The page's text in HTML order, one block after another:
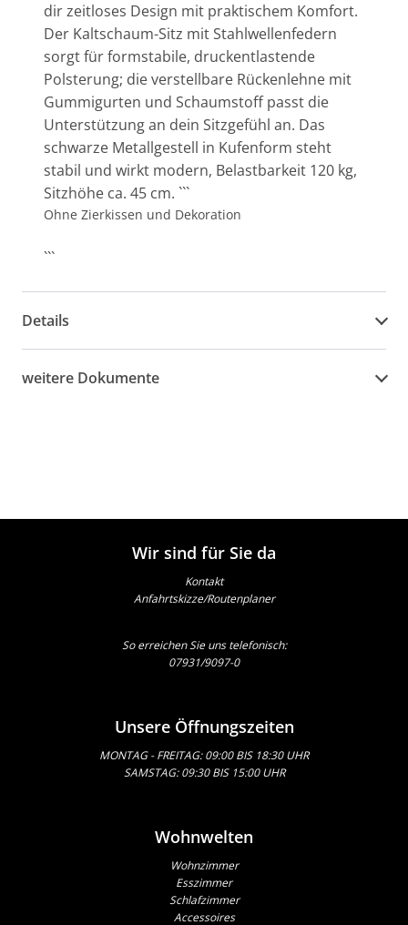
dir zeitloses Design mit praktischem Komfort.
Der Kaltschaum-Sitz mit Stahlwellenfedern
sorgt für formstabile, druckentlastende
Polsterung; die verstellbare Rückenlehne mit
Gummigurten und Schaumstoff passt die
Unterstützung an dein Sitzgefühl an. Das
schwarze Metallgestell in Kufenform steht
stabil und wirkt modern, Belastbarkeit 120 kg,
Sitzhöhe ca. 45 cm. ```
Ohne Zierkissen und Dekoration
```
Details
weitere Dokumente
Wir sind für Sie da
Kontakt
Anfahrtskizze/Routenplaner
So erreichen Sie uns telefonisch:
07931/9097-0
Unsere Öffnungszeiten
MONTAG - FREITAG: 09:00 BIS 18:30 UHR
SAMSTAG: 09:30 BIS 15:00 UHR
Wohnwelten
Wohnzimmer
Esszimmer
Schlafzimmer
Accessoires